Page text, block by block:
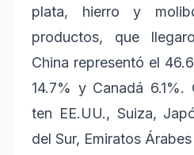
plata, hierro y
productos, que
China representó el
14.7% y Canadá
ten EE.UU., Suiza,
del Sur, Emiratos